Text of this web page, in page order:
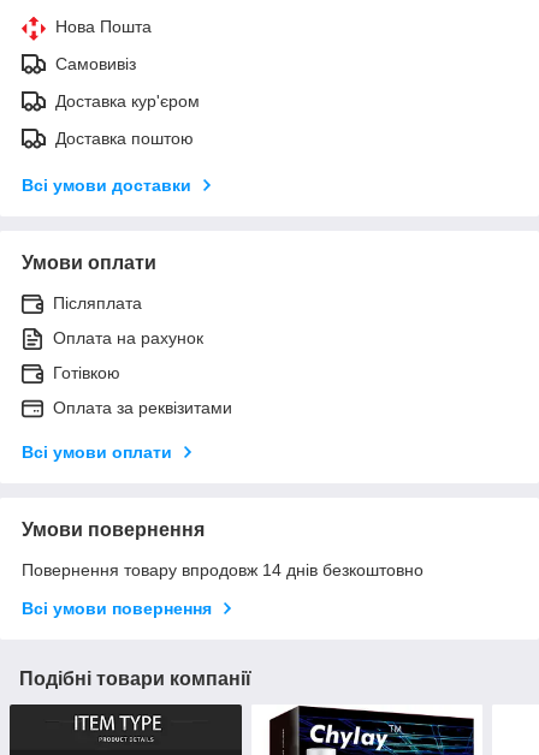
Нова Пошта
Самовивіз
Доставка кур'єром
Доставка поштою
Всі умови доставки
Умови оплати
Післяплата
Оплата на рахунок
Готівкою
Оплата за реквізитами
Всі умови оплати
Умови повернення
Повернення товару впродовж 14 днів безкоштовно
Всі умови повернення
Подібні товари компанії